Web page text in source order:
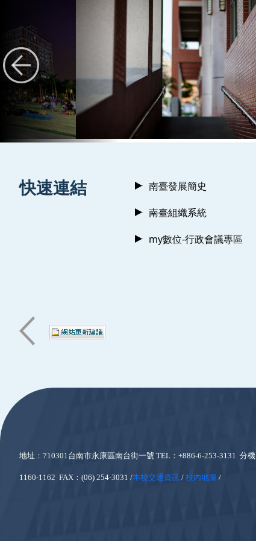
快速連結 南臺發展簡史
南臺組織系統
my數位-行政會議專區
地址：710301台南市永康區南台街一號 TEL：+886-6-253-3131 分機
1160-1162 FAX：(06) 254-3031 /本校交通資訊 / 校內地圖 /